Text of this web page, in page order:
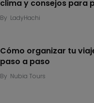
clima y consejos para
By LadyHachi
Cómo organizar tu
paso a paso
By Nubia Tours